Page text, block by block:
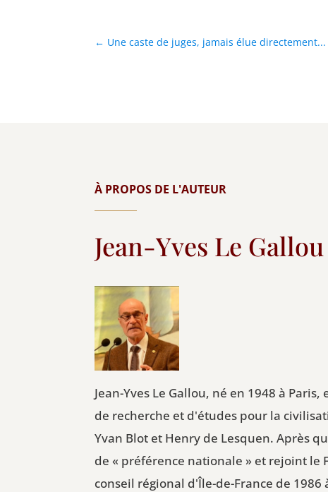
← Une caste de juges, jamais élue directement...
À PROPOS DE L'AUTEUR
Jean-Yves Le Gallou
Jean-Yves Le Gallou, né en 1948 à
de recherche et d'études pour la
Yvan Blot et Henry de Lesquen. Après
de « préférence nationale » et rejoint le
conseil régional d'Île-de-France de